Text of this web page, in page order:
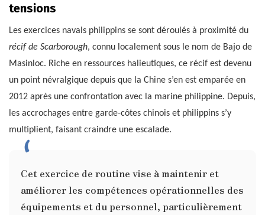
tensions
Les exercices navals philippins se sont déroulés à proximité du
récif de Scarborough, connu localement sous le nom de Bajo de
Masinloc. Riche en ressources halieutiques, ce récif est devenu
un point névralgique depuis que la Chine s’en est emparée en
2012 après une confrontation avec la marine philippine. Depuis,
les accrochages entre garde-côtes chinois et philippins s’y
multiplient, faisant craindre une escalade.
Cet exercice de routine vise à maintenir et
améliorer les compétences opérationnelles des
équipements et du personnel, particulièrement